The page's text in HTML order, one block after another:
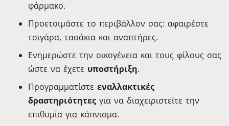
φάρμακο.
Προετοιμάστε το περιβάλλον σας: αφαιρέστε
τσιγάρα, τασάκια και αναπτήρες.
Ενημερώστε την οικογένεια και τους φίλους σας
ώστε να έχετε υποστήριξη.
Προγραμματίστε εναλλακτικές
δραστηριότητες για να διαχειριστείτε την
επιθυμία για κάπνισμα.